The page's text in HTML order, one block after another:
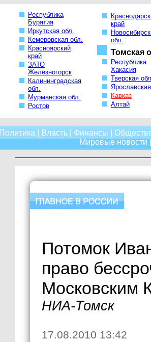
Республика
Бурятия
Иркутская обл.
Кемеровская обл.
Красноярский
край
ЗАТО
Железногорск
Калининградская
обл.
Мурманская обл.
Ростов
край
обл.
Томская
Республика
Хакасия
Тверская
Кавказ
Алтай
Политика Власть Финансы
Мировые новости
Потомок
право
Московским
НИА-Томск
17.08.2010 13:42